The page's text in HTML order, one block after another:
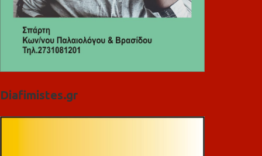
Diafimistes.gr